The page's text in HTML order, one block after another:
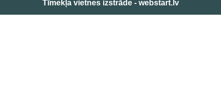
Tīmekļa vietnes izstrāde - webstart.lv